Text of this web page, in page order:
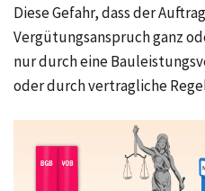
Diese Gefahr, dass der
Vergütungsanspruch ganz
nur durch eine
oder durch vertragliche